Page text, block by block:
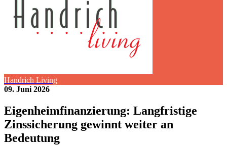
Handrich Living
09. Juni 2026
Eigenheimfinanzierung: Langfristige
Zinssicherung gewinnt weiter an
Bedeutung